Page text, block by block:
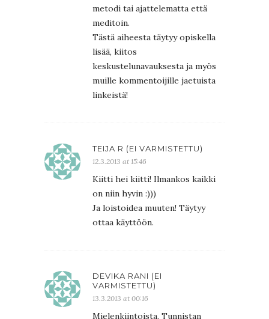
metodi tai ajattelematta että
meditoin.
Tästä aiheesta täytyy opiskella
lisää, kiitos
keskustelunavauksesta ja myös
muille kommentoijille jaetuista
linkeistä!
TEIJA R (EI VARMISTETTU)
12.3.2013 at 15:46
Kiitti hei kiitti! Ilmankos kaikki
on niin hyvin :)))
Ja loistoidea muuten! Täytyy
ottaa käyttöön.
DEVIKA RANI (EI
VARMISTETTU)
13.3.2013 at 00:16
Mielenkiintoista. Tunnistan